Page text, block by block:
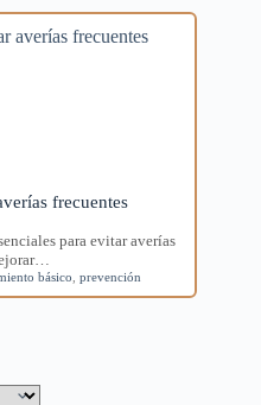
frecuentes
para evitar averías
básico prevención